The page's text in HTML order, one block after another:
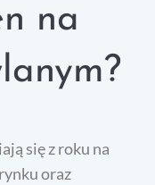
na
się z roku na
oraz